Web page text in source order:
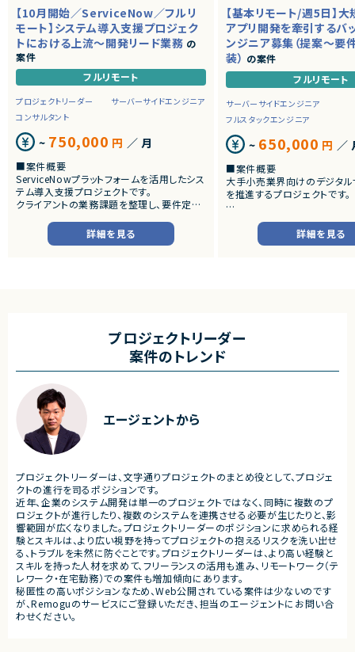
【10月開始／ServiceNow／フルリ
モート】システム導入支援プロジェク
トにおける上流～開発リード業務 の
案件
フルリモート
プロジェクトリーダー
サーバーサイドエンジニア
コンサルタント
~ 750,000 円 ／ 月
■案件概要
ServiceNowプラットフォームを活用したシス
テム導入支援プロジェクトです。
クライアントの業務課題を整理し、要件定義
だきます。
・詳細設計書、テスト仕様書等のドキュメント
・成果物レビューおよび品質管理
・開発メンバーへの技術支援、進捗管理
■体制
・少人数体制でのプロジェクト推進
・クライアントおよび開発メンバーとのコミュ
ニケーションあり
■募集背景
プロジェクト拡大に伴う増員募集
詳細を見る
【基本リモート/週5日】
アプリ開発を牽引するバ
ンジニア募集（提案～要
装） の案件
フルリモート
サーバーサイドエンジニア
フルスタックエンジニア
~ 650,000 円 ／
■案件概要
大手小売業界向けのデジタ
を推進するプロジェクトです。
■プロダクトやサービスの概
・店舗向けスマホアプリおよ
システムの継続的なエンハ
・要件整理および要件定義支
・バックエンドシステムの設計
・リリース対応および品質向
■担当工程
・要件定義
・基本設計
・詳細設計
・実装
・テスト
・リリース対応
■その他補足
・複数ベンダーによる混成チ
・全体約100名規模の大型プ
詳細を見る
プロジェクトリーダー
案件のトレンド
エージェントから
プロジェクトリーダーは、文字通りプロジェクトのまとめ役として、プロジェ
クトの進行を司るポジションです。
近年、企業のシステム開発は単一のプロジェクトではなく、同時に複数のプ
ロジェクトが進行したり、複数のシステムを連携させる必要が生じたりと、影
響範囲が広くなりました。プロジェクトリーダーのポジションに求められる経
験とスキルは、より広い視野を持ってプロジェクトの抱えるリスクを洗い出せ
る、トラブルを未然に防ぐことです。プロジェクトリーダーは、より高い経験と
スキルを持った人材を求めて、フリーランスの活用も進み、リモートワーク（テ
レワーク・在宅勤務）での案件も増加傾向にあります。
秘匿性の高いポジションなため、Web公開されている案件は少ないのです
が、Remoguのサービスにご登録いただき、担当のエージェントにお問い合
わせください。